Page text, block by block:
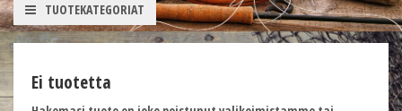
TUOTEKATEGORIAT
Ei tuotetta